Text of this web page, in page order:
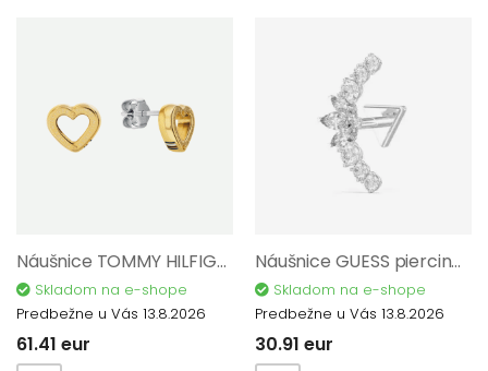
Náušnice TOMMY HILFIGER 2780972
Skladom na e-shope
Predbežne u Vás 13.8.2026
61.41 eur
Náušnice GUESS piercing Studio JUBE06264JWRHT/U
Skladom na e-shope
Predbežne u Vás 13.8.2026
30.91 eur